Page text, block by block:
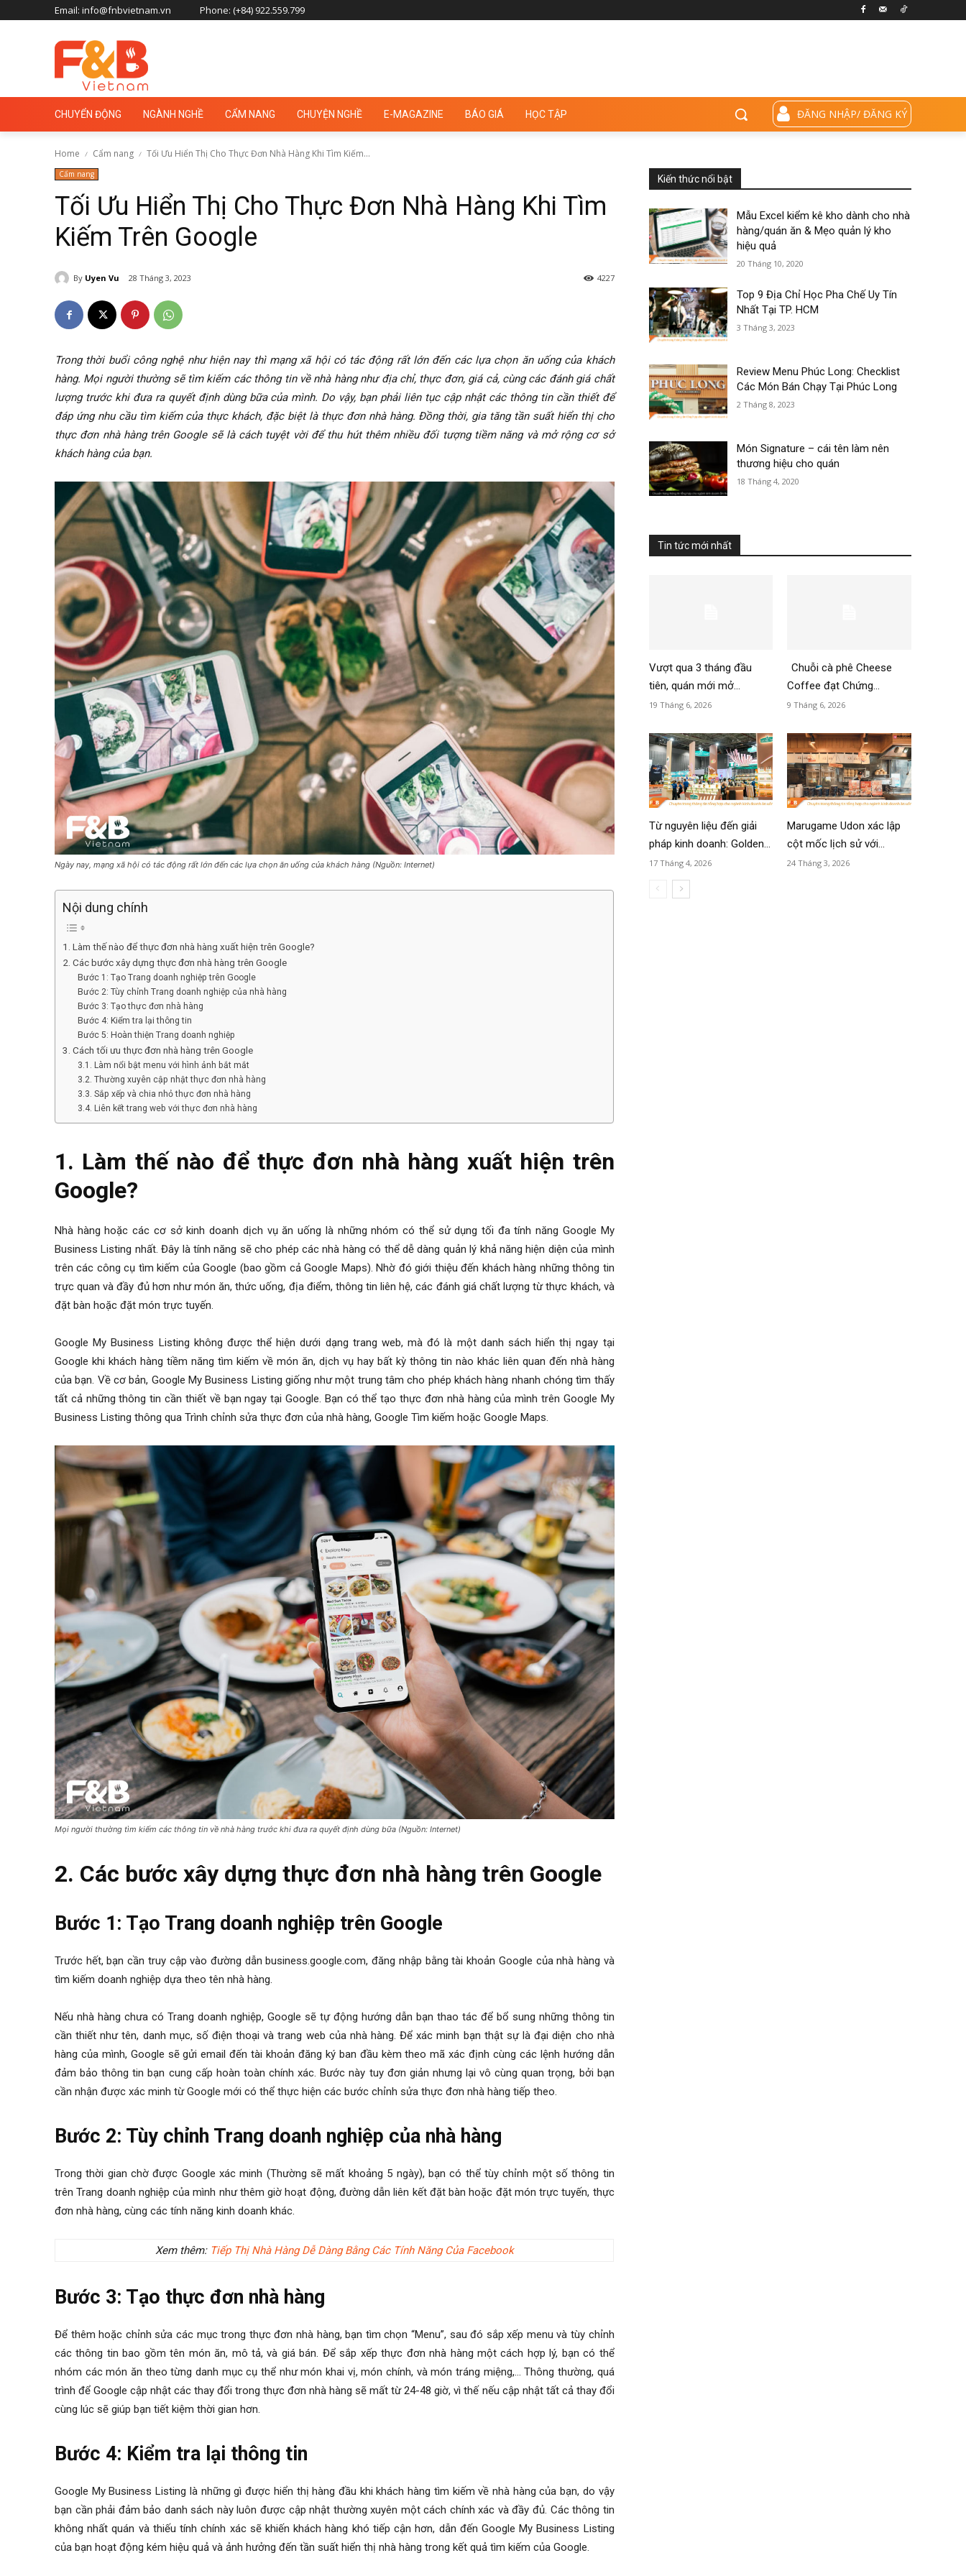
Email: info@fnbvietnam.vn Phone: (+84) 922.559.799
CHUYỂN ĐỘNG NGÀNH NGHỀ CẨM NANG CHUYỆN NGHỀ E-MAGAZINE BÁO GIÁ HỌC TẬP ĐĂNG NHẬP/ ĐĂNG KÝ
Home Cẩm nang Tối Ưu Hiển Thị Cho Thực Đơn Nhà Hàng Khi Tìm Kiếm...
Cẩm nang
Tối Ưu Hiển Thị Cho Thực Đơn Nhà Hàng Khi Tìm
Kiếm Trên Google
By Uyen Vu 28 Tháng 3, 2023 4227
Trong thời buổi công nghệ như hiện nay thì mạng xã hội có tác động rất lớn đến các lựa chọn ăn uống của khách
hàng. Mọi người thường sẽ tìm kiếm các thông tin về nhà hàng như địa chỉ, thực đơn, giá cả, cùng các đánh giá chất
lượng trước khi đưa ra quyết định dùng bữa của mình. Do vậy, bạn phải liên tục cập nhật các thông tin cần thiết để
đáp ứng nhu cầu tìm kiếm của thực khách, đặc biệt là thực đơn nhà hàng. Đồng thời, gia tăng tần suất hiển thị cho
thực đơn nhà hàng trên Google sẽ là cách tuyệt vời để thu hút thêm nhiều đối tượng tiềm năng và mở rộng cơ sở
khách hàng của bạn.
Ngày nay, mạng xã hội có tác động rất lớn đến các lựa chọn ăn uống của khách hàng (Nguồn: Internet)
Nội dung chính
1. Làm thế nào để thực đơn nhà hàng xuất hiện trên Google?
2. Các bước xây dựng thực đơn nhà hàng trên Google
Bước 1: Tạo Trang doanh nghiệp trên Google
Bước 2: Tùy chỉnh Trang doanh nghiệp của nhà hàng
Bước 3: Tạo thực đơn nhà hàng
Bước 4: Kiểm tra lại thông tin
Bước 5: Hoàn thiện Trang doanh nghiệp
3. Cách tối ưu thực đơn nhà hàng trên Google
3.1. Làm nổi bật menu với hình ảnh bắt mắt
3.2. Thường xuyên cập nhật thực đơn nhà hàng
3.3. Sắp xếp và chia nhỏ thực đơn nhà hàng
3.4. Liên kết trang web với thực đơn nhà hàng
1. Làm thế nào để thực đơn nhà hàng xuất hiện trên
Google?
Nhà hàng hoặc các cơ sở kinh doanh dịch vụ ăn uống là những nhóm có thể sử dụng tối đa tính năng Google My
Business Listing nhất. Đây là tính năng sẽ cho phép các nhà hàng có thể dễ dàng quản lý khả năng hiện diện của mình
trên các công cụ tìm kiếm của Google (bao gồm cả Google Maps). Nhờ đó giới thiệu đến khách hàng những thông tin
trực quan và đầy đủ hơn như món ăn, thức uống, địa điểm, thông tin liên hệ, các đánh giá chất lượng từ thực khách, và
đặt bàn hoặc đặt món trực tuyến.
Google My Business Listing không được thể hiện dưới dạng trang web, mà đó là một danh sách hiển thị ngay tại
Google khi khách hàng tiềm năng tìm kiếm về món ăn, dịch vụ hay bất kỳ thông tin nào khác liên quan đến nhà hàng
của bạn. Về cơ bản, Google My Business Listing giống như một trung tâm cho phép khách hàng nhanh chóng tìm thấy
tất cả những thông tin cần thiết về bạn ngay tại Google. Bạn có thể tạo thực đơn nhà hàng của mình trên Google My
Business Listing thông qua Trình chỉnh sửa thực đơn của nhà hàng, Google Tìm kiếm hoặc Google Maps.
Mọi người thường tìm kiếm các thông tin về nhà hàng trước khi đưa ra quyết định dùng bữa (Nguồn: Internet)
2. Các bước xây dựng thực đơn nhà hàng trên Google
Bước 1: Tạo Trang doanh nghiệp trên Google
Trước hết, bạn cần truy cập vào đường dẫn business.google.com, đăng nhập bằng tài khoản Google của nhà hàng và
tìm kiếm doanh nghiệp dựa theo tên nhà hàng.
Nếu nhà hàng chưa có Trang doanh nghiệp, Google sẽ tự động hướng dẫn bạn thao tác để bổ sung những thông tin
cần thiết như tên, danh mục, số điện thoại và trang web của nhà hàng. Để xác minh bạn thật sự là đại diện cho nhà
hàng của mình, Google sẽ gửi email đến tài khoản đăng ký ban đầu kèm theo mã xác định cùng các lệnh hướng dẫn
đảm bảo thông tin bạn cung cấp hoàn toàn chính xác. Bước này tuy đơn giản nhưng lại vô cùng quan trọng, bởi bạn
cần nhận được xác minh từ Google mới có thể thực hiện các bước chỉnh sửa thực đơn nhà hàng tiếp theo.
Bước 2: Tùy chỉnh Trang doanh nghiệp của nhà hàng
Trong thời gian chờ được Google xác minh (Thường sẽ mất khoảng 5 ngày), bạn có thể tùy chỉnh một số thông tin
trên Trang doanh nghiệp của mình như thêm giờ hoạt động, đường dẫn liên kết đặt bàn hoặc đặt món trực tuyến, thực
đơn nhà hàng, cùng các tính năng kinh doanh khác.
Xem thêm: Tiếp Thị Nhà Hàng Dễ Dàng Bằng Các Tính Năng Của Facebook
Bước 3: Tạo thực đơn nhà hàng
Để thêm hoặc chỉnh sửa các mục trong thực đơn nhà hàng, bạn tìm chọn “Menu”, sau đó sắp xếp menu và tùy chỉnh
các thông tin bao gồm tên món ăn, mô tả, và giá bán. Để sắp xếp thực đơn nhà hàng một cách hợp lý, bạn có thể
nhóm các món ăn theo từng danh mục cụ thể như món khai vị, món chính, và món tráng miệng,… Thông thường, quá
trình để Google cập nhật các thay đổi trong thực đơn nhà hàng sẽ mất từ 24-48 giờ, vì thế nếu cập nhật tất cả thay đổi
cùng lúc sẽ giúp bạn tiết kiệm thời gian hơn.
Bước 4: Kiểm tra lại thông tin
Google My Business Listing là những gì được hiển thị hàng đầu khi khách hàng tìm kiếm về nhà hàng của bạn, do vậy
bạn cần phải đảm bảo danh sách này luôn được cập nhật thường xuyên một cách chính xác và đầy đủ. Các thông tin
không nhất quán và thiếu tính chính xác sẽ khiến khách hàng khó tiếp cận hơn, dẫn đến Google My Business Listing
của bạn hoạt động kém hiệu quả và ảnh hưởng đến tần suất hiển thị nhà hàng trong kết quả tìm kiếm của Google.
Kiến thức nổi bật
Mẫu Excel kiểm kê kho dành cho nhà
hàng/quán ăn & Mẹo quản lý kho
hiệu quả
20 Tháng 10, 2020
Top 9 Địa Chỉ Học Pha Chế Uy Tín
Nhất Tại TP. HCM
3 Tháng 3, 2023
Review Menu Phúc Long: Checklist
Các Món Bán Chạy Tại Phúc Long
2 Tháng 8, 2023
Món Signature – cái tên làm nên
thương hiệu cho quán
18 Tháng 4, 2020
Tin tức mới nhất
Vượt qua 3 tháng đầu
tiên, quán mới mở...
19 Tháng 6, 2026
Chuỗi cà phê Cheese
Coffee đạt Chứng...
9 Tháng 6, 2026
Từ nguyên liệu đến giải
pháp kinh doanh: Golden...
17 Tháng 4, 2026
Marugame Udon xác lập
cột mốc lịch sử với...
24 Tháng 3, 2026